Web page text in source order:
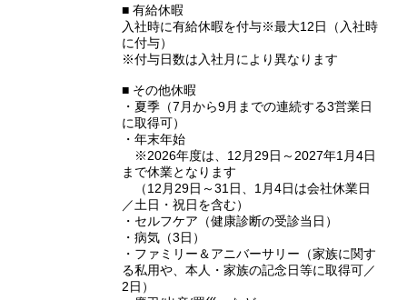
■ 有給休暇
入社時に有給休暇を付与※最大12日（入社時
に付与）
※付与日数は入社月により異なります
■ その他休暇
・夏季（7月から9月までの連続する3営業日
に取得可）
・年末年始
※2026年度は、12月29日～2027年1月4日
まで休業となります
（12月29日～31日、1月4日は会社休業日
／土日・祝日を含む）
・セルフケア（健康診断の受診当日）
・病気（3日）
・ファミリー＆アニバーサリー（家族に関す
る私用や、本人・家族の記念日等に取得可／
2日）